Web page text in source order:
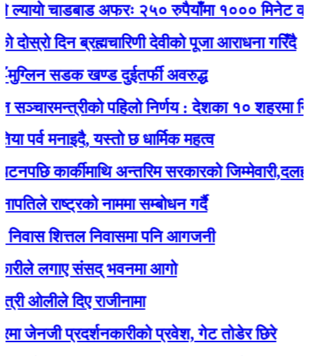
चाडबाड अफरः २५० रुपैयाँमा १००० मिनेट कल
दिन ब्रह्मचारिणी देवीको पूजा आराधना गरिँदै
सडक खण्ड दुईतर्फी अवरुद्ध
पहिलो निर्णय : देशका १० शहरमा
मनाइदै, यस्तो छ धार्मिक महत्व
कार्कीमाथि अन्तरिम सरकारको जिम्मेवारी,दलहरू
राष्ट्रको नाममा सम्बोधन गर्दै
शित्तल निवासमा पनि आगजनी
लगाए संसद् भवनमा आगो
दिए राजीनामा
जेनजी प्रदर्शनकारीको प्रवेश, गेट तोडेर छिरे